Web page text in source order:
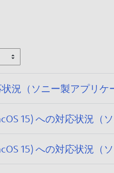
況（ソニー製アプリケ
15) への対応状況（
15) への対応状況（